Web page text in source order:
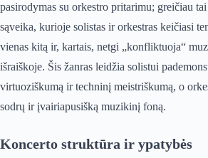
pasirodymas su orkestro pritarimu; greičiau
sąveika, kurioje solistas ir orkestras keičiasi
vienas kitą ir, kartais, netgi „konfliktuoja“
išraiškoje. Šis žanras leidžia solistui
virtuoziškumą ir techninį meistriškumą, o
sodrų ir įvairiapusišką muzikinį foną.
Koncerto struktūra ir ypatybės